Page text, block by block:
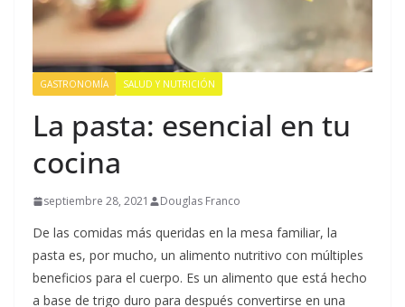
GASTRONOMÍA SALUD Y NUTRICIÓN
La pasta: esencial en tu
cocina
septiembre 28, 2021 Douglas Franco
De las comidas más queridas en la mesa familiar, la
pasta es, por mucho, un alimento nutritivo con múltiples
beneficios para el cuerpo. Es un alimento que está hecho
a base de trigo duro para después convertirse en una